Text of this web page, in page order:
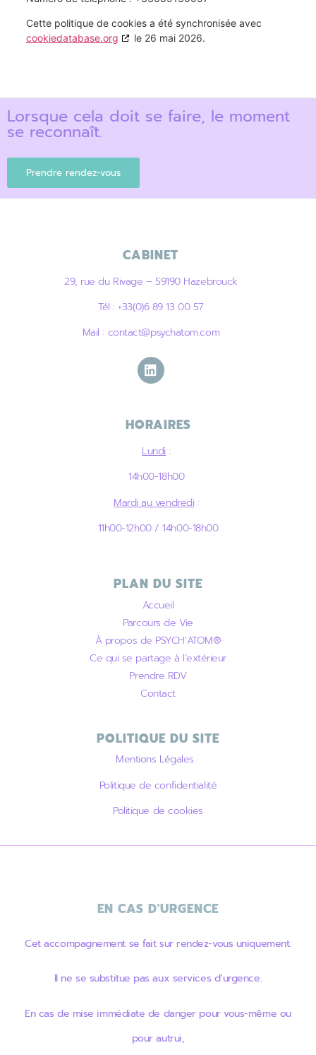
Cette politique de cookies a été synchronisée avec
cookiedatabase.org
le 26 mai 2026.
Lorsque cela doit se faire, le moment
se reconnaît.
Prendre rendez-vous
CABINET
29, rue du Rivage – 59190 Hazebrouck
Tél : +33(0)6 89 13 00 57
Mail : contact@psychatom.com
HORAIRES
Lundi :
14h00-18h00
Mardi au vendredi:
11h00-12h00 / 14h00-18h00
PLAN DU SITE
Accueil
Parcours de Vie
À propos de PSYCH’ATOM®
Ce qui se partage à l’extérieur
Prendre RDV
Contact
POLITIQUE DU SITE
Mentions Légales
Politique de confidentialité
Politique de cookies
EN CAS D'URGENCE
Cet accompagnement se fait sur rendez-vous uniquement.
Il ne se substitue pas aux services d’urgence.
En cas de mise immédiate de danger pour vous-même ou
pour autrui,